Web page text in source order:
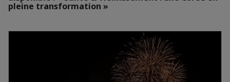
pleine transformation »